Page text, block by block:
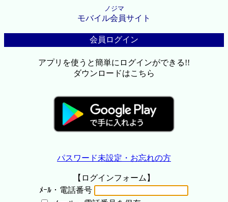
ノジマ
モバイル会員サイト
会員ログイン
アプリを使うと簡単にログインができる!!
ダウンロードはこちら
パスワード未設定・お忘れの方
【ログインフォーム】
ﾒｰﾙ・電話番号